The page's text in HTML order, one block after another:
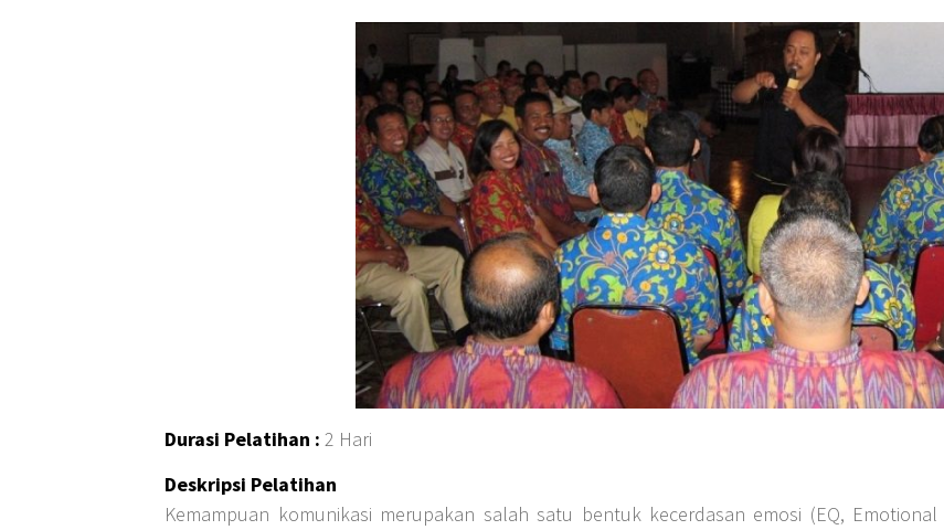
Durasi Pelatihan : 2 Hari
Deskripsi Pelatihan
Kemampuan komunikasi merupakan salah satu bentuk kecerdasan emosi (EQ,